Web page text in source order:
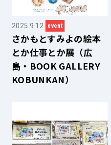
2025.9.12 event
さかもとすみよの絵本
とか仕事とか展（広
島・BOOK GALLERY
KOBUNKAN）